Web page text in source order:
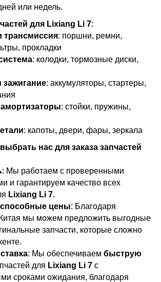
или недель.
для Lixiang Li 7:
трансмиссия: поршни, ремни,
прокладки
: колодки, тормозные диски,
зажигание: аккумуляторы, стартеры,
: стойки, пружины,
: капоты, двери, фары, зеркала
нас для заказа запчастей
: Мы работаем с проверенными
и гарантируем качество всех
Lixiang Li 7.
цены: Благодаря
Китая мы можем предложить выгодные
запчасти, которые сложно
: Мы обеспечиваем быструю
для Lixiang Li 7 с
сроками ожидания, благодаря